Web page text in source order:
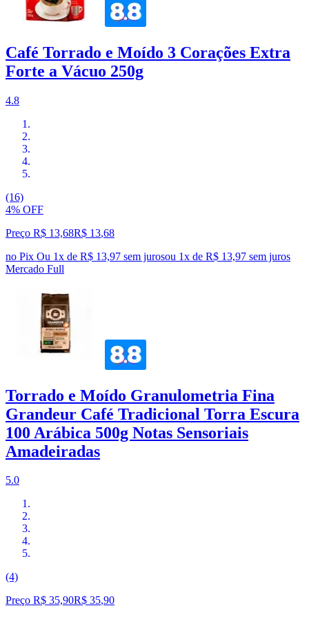
Café Torrado e Moído 3 Corações Extra
Forte a Vácuo 250g
4.8
(16)
4% OFF
Preço R$ 13,68R$ 13,68
no Pix Ou 1x de R$ 13,97 sem jurosou 1x de R$ 13,97 sem juros
Mercado Full
Torrado e Moído Granulometria Fina
Grandeur Café Tradicional Torra Escura
100 Arábica 500g Notas Sensoriais
Amadeiradas
5.0
(4)
Preço R$ 35,90R$ 35,90